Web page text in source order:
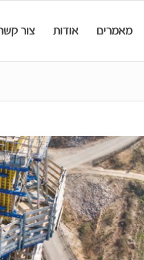
מאמרים אודות צור